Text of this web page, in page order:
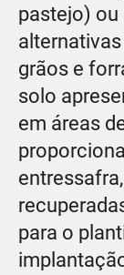
pastejo)
grãos e
solo
em áreas
para o